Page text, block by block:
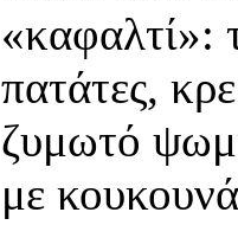
«καφαλτί»:
πατάτες,
ζυμωτό
με